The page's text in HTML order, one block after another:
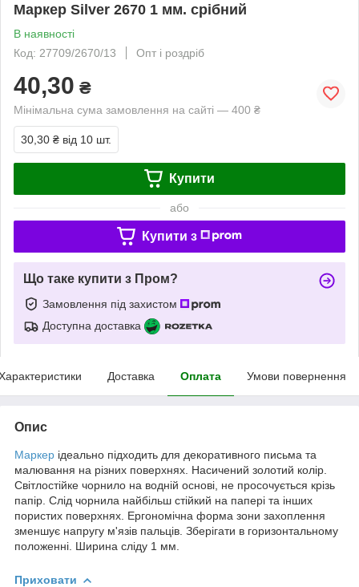
Маркер Silver 2670 1 мм. срібний
В наявності
Код: 27709/2670/13
Опт і роздріб
40,30 ₴
Мінімальна сума замовлення на сайті — 400 ₴
30,30 ₴ від 10 шт.
Купити
або
Купити з
Що таке купити з Пром?
Замовлення під захистом
Доступна доставка
Доставка Оплата Умови повернення
Опис
Маркер ідеально підходить для декоративного письма та
малювання на різних поверхнях. Насичений золотий колір.
Світлостійке чорнило на водній основі, не просочується крізь
папір. Слід чорнила найбільш стійкий на папері та інших
пористих поверхнях. Ергономічна форма зони захоплення
зменшує напругу м'язів пальців. Зберігати в горизонтальному
положенні. Ширина сліду 1 мм.
Приховати